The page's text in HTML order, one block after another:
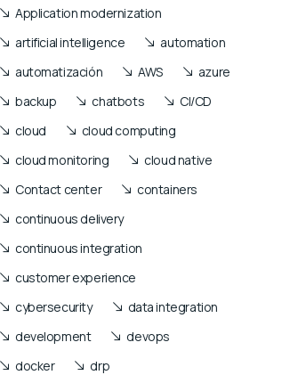
Application modernization
artificial intelligence
automation
automatización
AWS
azure
backup
chatbots
CI/CD
cloud
cloud computing
cloud monitoring
cloud native
Contact center
containers
continuous delivery
continuous integration
customer experience
cybersecurity
data integration
development
devops
docker
drp